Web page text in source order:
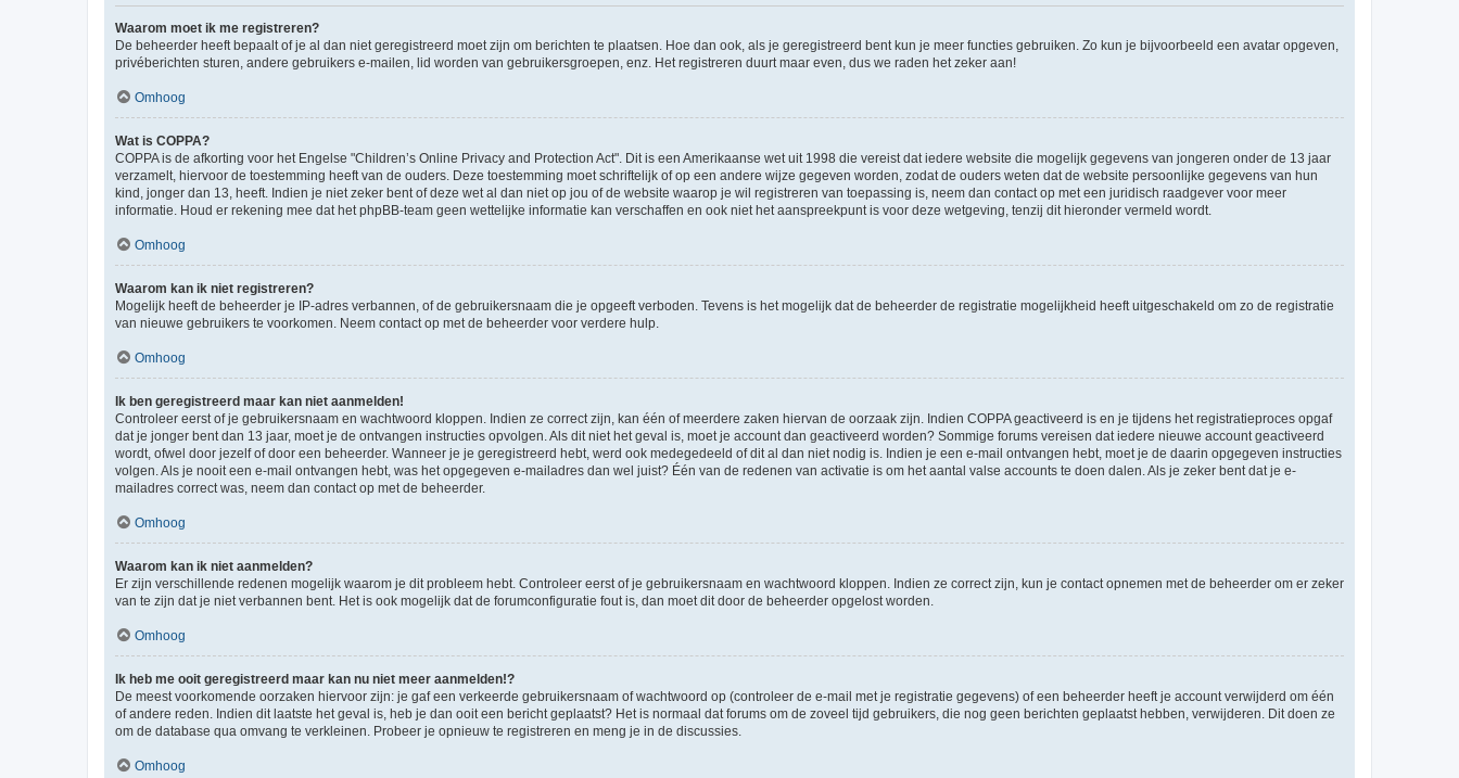
Waarom moet ik me registreren?
De beheerder heeft bepaalt of je al dan niet geregistreerd moet zijn om berichten te plaatsen. Hoe dan ook, als je geregistreerd bent kun je meer functies gebruiken. Zo kun je bijvoorbeeld een avatar opgeven,
privéberichten sturen, andere gebruikers e-mailen, lid worden van gebruikersgroepen, enz. Het registreren duurt maar even, dus we raden het zeker aan!
Omhoog
Wat is COPPA?
COPPA is de afkorting voor het Engelse "Children’s Online Privacy and Protection Act". Dit is een Amerikaanse wet uit 1998 die vereist dat iedere website die mogelijk gegevens van jongeren onder de 13 jaar
verzamelt, hiervoor de toestemming heeft van de ouders. Deze toestemming moet schriftelijk of op een andere wijze gegeven worden, zodat de ouders weten dat de website persoonlijke gegevens van hun
kind, jonger dan 13, heeft. Indien je niet zeker bent of deze wet al dan niet op jou of de website waarop je wil registreren van toepassing is, neem dan contact op met een juridisch raadgever voor meer
informatie. Houd er rekening mee dat het phpBB-team geen wettelijke informatie kan verschaffen en ook niet het aanspreekpunt is voor deze wetgeving, tenzij dit hieronder vermeld wordt.
Omhoog
Waarom kan ik niet registreren?
Mogelijk heeft de beheerder je IP-adres verbannen, of de gebruikersnaam die je opgeeft verboden. Tevens is het mogelijk dat de beheerder de registratie mogelijkheid heeft uitgeschakeld om zo de registratie
van nieuwe gebruikers te voorkomen. Neem contact op met de beheerder voor verdere hulp.
Omhoog
Ik ben geregistreerd maar kan niet aanmelden!
Controleer eerst of je gebruikersnaam en wachtwoord kloppen. Indien ze correct zijn, kan één of meerdere zaken hiervan de oorzaak zijn. Indien COPPA geactiveerd is en je tijdens het registratieproces opgaf
dat je jonger bent dan 13 jaar, moet je de ontvangen instructies opvolgen. Als dit niet het geval is, moet je account dan geactiveerd worden? Sommige forums vereisen dat iedere nieuwe account geactiveerd
wordt, ofwel door jezelf of door een beheerder. Wanneer je je geregistreerd hebt, werd ook medegedeeld of dit al dan niet nodig is. Indien je een e-mail ontvangen hebt, moet je de daarin opgegeven instructies
volgen. Als je nooit een e-mail ontvangen hebt, was het opgegeven e-mailadres dan wel juist? Één van de redenen van activatie is om het aantal valse accounts te doen dalen. Als je zeker bent dat je e-
mailadres correct was, neem dan contact op met de beheerder.
Omhoog
Waarom kan ik niet aanmelden?
Er zijn verschillende redenen mogelijk waarom je dit probleem hebt. Controleer eerst of je gebruikersnaam en wachtwoord kloppen. Indien ze correct zijn, kun je contact opnemen met de beheerder om er zeker
van te zijn dat je niet verbannen bent. Het is ook mogelijk dat de forumconfiguratie fout is, dan moet dit door de beheerder opgelost worden.
Omhoog
Ik heb me ooit geregistreerd maar kan nu niet meer aanmelden!?
De meest voorkomende oorzaken hiervoor zijn: je gaf een verkeerde gebruikersnaam of wachtwoord op (controleer de e-mail met je registratie gegevens) of een beheerder heeft je account verwijderd om één
of andere reden. Indien dit laatste het geval is, heb je dan ooit een bericht geplaatst? Het is normaal dat forums om de zoveel tijd gebruikers, die nog geen berichten geplaatst hebben, verwijderen. Dit doen ze
om de database qua omvang te verkleinen. Probeer je opnieuw te registreren en meng je in de discussies.
Omhoog